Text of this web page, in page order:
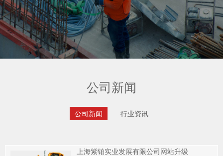
公司新闻
公司新闻 行业资讯
上海紫铂实业发展有限公司网站升级